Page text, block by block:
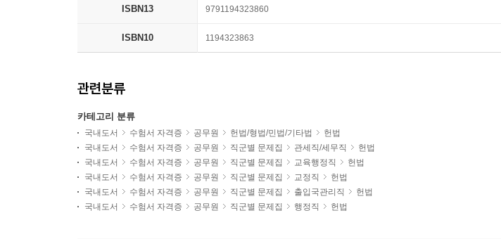
ISBN13 9791194323860
ISBN10 1194323863
관련분류
카테고리 분류
국내도서 수험서 자격증 공무원 헌법/형법/민법/기타법
헌법
국내도서
수험서 자격증 공무원 직군별 문제집 관세직/세무직
헌법
국내도서
수험서 자격증 공무원 직군별 문제집 교육행정직
헌법
국내도서
수험서 자격증 공무원 직군별 문제집 교정직
헌법
국내도서
수험서 자격증 공무원 직군별 문제집 출입국관리직
헌법
국내도서
수험서 자격증 공무원 직군별 문제집 행정직 헌법